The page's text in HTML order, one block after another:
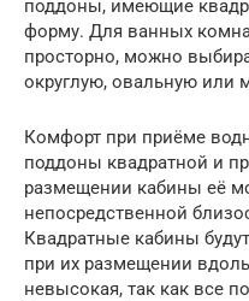
поддоны, имеющие
форму. Для ванных
просторно, можно
округлую, овальную или
Комфорт при приёме
поддоны квадратной и
размещении кабины её
непосредственной
Квадратные кабины
при их размещении
невысокая, так как все